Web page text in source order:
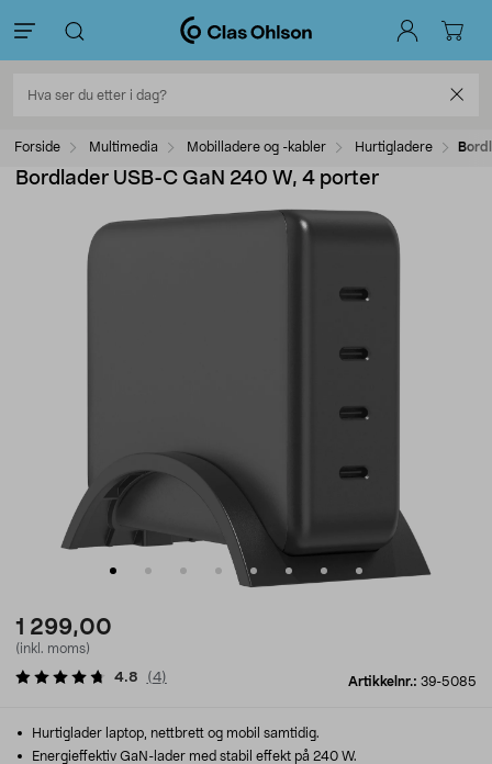
Forside Multimedia Mobilladere og -kabler Hurtigladere
Bordlader USB-C GaN 240 W, 4 porter
1 299,00
(inkl. moms)
Artikkelnr.: 39-5085
4.8 (4)
Hurtiglader laptop, nettbrett og mobil samtidig.
Energieffektiv GaN-lader med stabil effekt på 240 W.